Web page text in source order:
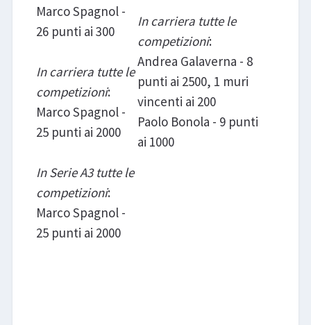
Marco Spagnol -
26 punti ai 300
In carriera tutte le
competizioni:
Marco Spagnol -
25 punti ai 2000
In Serie A3 tutte le
competizioni:
Marco Spagnol -
25 punti ai 2000
In carriera tutte le
competizioni:
Andrea Galaverna - 8
punti ai 2500, 1 muri
vincenti ai 200
Paolo Bonola - 9 punti
ai 1000